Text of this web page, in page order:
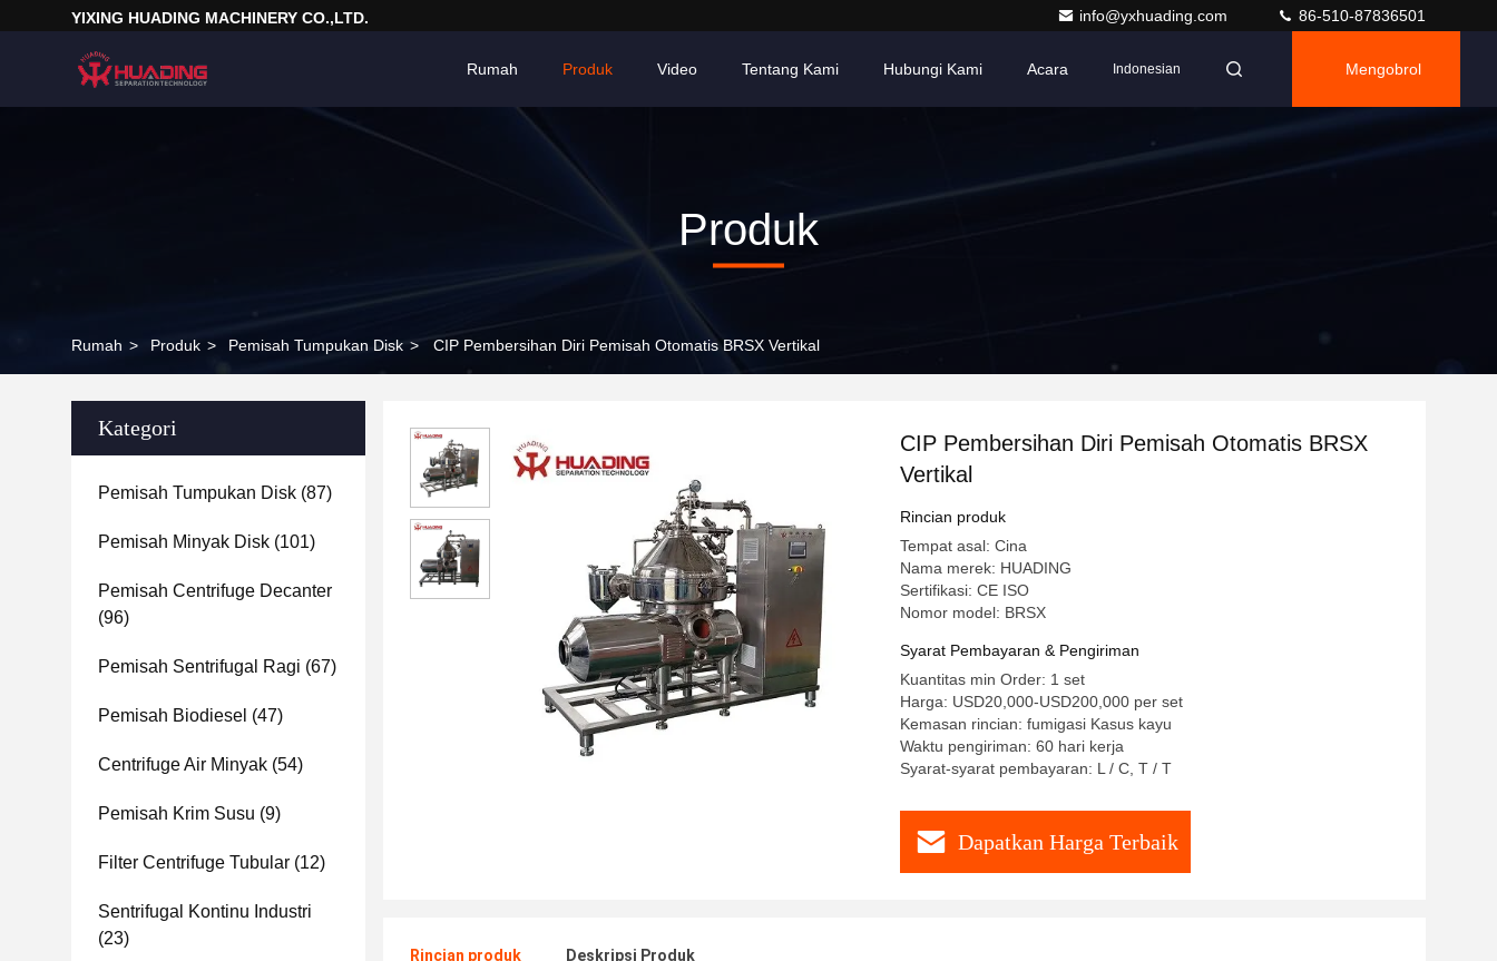
YIXING HUADING MACHINERY CO.,LTD. info@yxhuading.com 86-510-87836501
Rumah Produk Video Tentang Kami Hubungi Kami Acara Indonesian Mengobrol
Produk
Rumah > Produk > Pemisah Tumpukan Disk > CIP Pembersihan Diri Pemisah Otomatis BRSX Vertikal
Kategori
Pemisah Tumpukan Disk (87)
Pemisah Minyak Disk (101)
Pemisah Centrifuge Decanter
(96)
Pemisah Sentrifugal Ragi (67)
Pemisah Biodiesel (47)
Centrifuge Air Minyak (54)
Pemisah Krim Susu (9)
Filter Centrifuge Tubular (12)
Sentrifugal Kontinu Industri
(23)
CIP Pembersihan Diri Pemisah Otomatis BRSX
Vertikal
Rincian produk
Tempat asal: Cina
Nama merek: HUADING
Sertifikasi: CE ISO
Nomor model: BRSX
Syarat Pembayaran & Pengiriman
Kuantitas min Order: 1 set
Harga: USD20,000-USD200,000 per set
Kemasan rincian: fumigasi Kasus kayu
Waktu pengiriman: 60 hari kerja
Syarat-syarat pembayaran: L / C, T / T
Dapatkan Harga Terbaik
Rincian produk Deskripsi Produk